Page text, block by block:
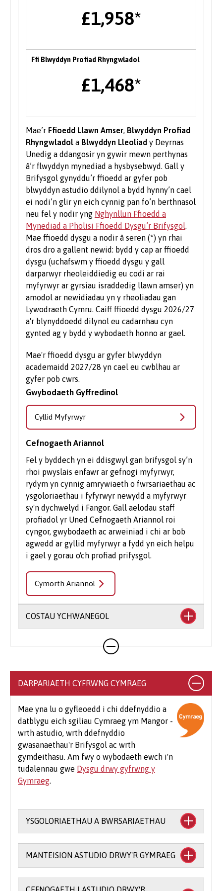
Mae tîm Byddwch Fentrus yn darparu
graddedigion Prifysgol Bangor i’w helpu i
ariannu.
Gwirfoddoli i Fyfyrwyr
Mae gwirfoddoli yn brofiad gwerthfawr ac yn
gwella eich sgiliau a'ch cyflogadwyedd.
Dysgwch fwy am gyfleoedd gwirfoddoli ar
wefanUndeb y Myfyrwyr.
£1,958*
Ffi Blwyddyn Profiad Rhyngwladol
£1,468*
Mae’r Ffioedd Llawn Amser Blwyddyn Profiad
Rhyngwladol a Blwyddyn Lleoliad y Deyrnas
Unedig a ddangosir yn gywir mewn perthynas
â’r flwyddyn mynediad a hysbysebwyd. Gall y
Brifysgol gynyddu’r ffioedd ar gyfer pob
blwyddyn astudio ddilynol a bydd hynny’n cael
ei nodi’n glir yn eich cynnig pan fo’n berthnasol
neu fel y nodir yng Nghynllun Ffioedd a
Mynediad a Pholisi Ffioedd Dysgu’r Brifysgol
Mae ffioedd dysgu a nodir â seren (*) yn rhai
dros dro a gallent newid: bydd y cap ar ffioedd
dysgu (uchafswm y ffioedd dysgu y gall
darparwyr rheoleiddiedig eu codi ar rai
myfyrwyr ar gyrsiau israddedig llawn amser) yn
amodol ar newidiadau yn y rheoliadau gan
Lywodraeth Cymru. Caiff ffioedd dysgu 2026/27
a'r blynyddoedd dilynol eu cadarnhau cyn
gynted ag y bydd y wybodaeth honno ar gael.
Mae'r ffioedd dysgu ar gyfer blwyddyn
academaidd 2027/28 yn cael eu cwblhau ar
gyfer pob cwrs.
Gwybodaeth Gyffredinol
Cyllid Myfyrwyr
Cefnogaeth Ariannol
Fel y byddech yn ei ddisgwyl gan brifysgol sy’n
rhoi pwyslais enfawr ar gefnogi myfyrwyr,
rydym yn cynnig amrywiaeth o fwrsariaethau ac
ysgoloriaethau i fyfyrwyr newydd a myfyrwyr
sy'n dychwelyd i Fangor. Gall aelodau staff
profiadol yr Uned Cefnogaeth Ariannol roi
cyngor, gwybodaeth ac arweiniad i chi ar bob
agwedd ar gyllid myfyrwyr a fydd yn eich helpu
i gael y gorau o'ch profiad prifysgol.
Cymorth Ariannol
COSTAU YCHWANEGOL
Mae'n debygol y bydd eich cwrs yn cynnwys
costau ychwanegol nad ydynt wedi'u cynnwys
dewisol a meddalwedd.
Mae hefyd rai costau ychwanegol cyffredin sy'n
debygol o godi i fyfyrwyr ar bob cwrs, er
enghraifft os byddwch yn mynychu eich
Seremoni Raddio, bydd cost am logi gŵn (£25-
£75) a chost am docynnau gwestai ychwanegol
DARPARIAETH CYFRWNG CYMRAEG
Mae yna lu o gyfleoedd i chi ddefnyddio a
datblygu eich sgiliau Cymraeg ym Mangor -
wrth astudio, wrth ddefnyddio
gwasanaethau'r Brifysgol ac wrth
gymdeithasu. Am fwy o wybodaeth ewch i'n
tudalennau gwe Dysgu drwy gyfrwng y
Gymraeg
YSGOLORIAETHAU A BWRSARIAETHAU
Mae cefnogaeth ariannol ar gael i astudio
trwy gyfrwng y Gymraeg:
Prif Ysgoloriaeth y Coleg Cymraeg
MANTEISION ASTUDIO DRWY'R GYMRAEG